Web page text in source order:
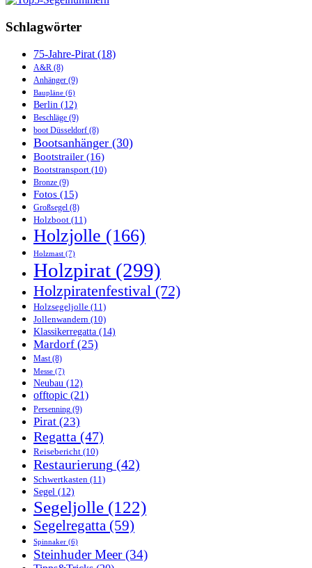
Schlagwörter
75-Jahre-Pirat (18)
A&R (8)
Anhänger (9)
Baupläne (6)
Berlin (12)
Beschläge (9)
boot Düsseldorf (8)
Bootsanhänger (30)
Bootstrailer (16)
Bootstransport (10)
Bronze (9)
Fotos (15)
Großsegel (8)
Holzboot (11)
Holzjolle (166)
Holzmast (7)
Holzpirat (299)
Holzpiratenfestival (72)
Holzsegeljolle (11)
Jollenwandern (10)
Klassikerregatta (14)
Mardorf (25)
Mast (8)
Messe (7)
Neubau (12)
offtopic (21)
Persenning (9)
Pirat (23)
Regatta (47)
Reisebericht (10)
Restaurierung (42)
Schwertkasten (11)
Segel (12)
Segeljolle (122)
Segelregatta (59)
Spinnaker (6)
Steinhuder Meer(34)